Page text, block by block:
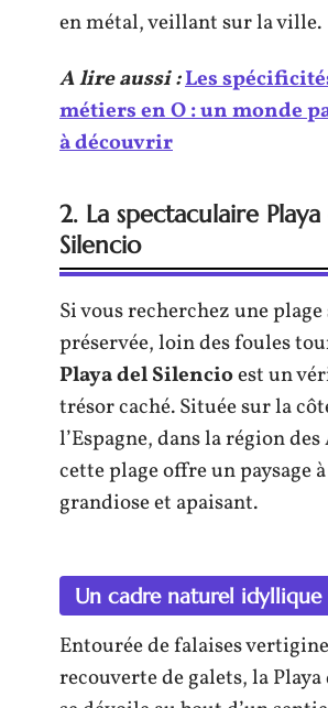
en métal, veillant sur la ville.
A lire aussi :Les
métiers en O : un monde
à découvrir
2. La spectaculaire
Silencio
Si vous recherchez une plage
préservée, loin des foules
Playa del Silencioest un
trésor caché. Située sur la
l’Espagne, dans la région
cette plage offre un paysage
grandiose et apaisant.
Un cadre naturel idyllique
Entourée de falaises
recouverte de galets, la